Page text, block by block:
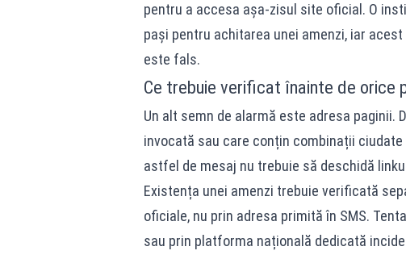
pentru a accesa așa-zisul site oficial. O
pași pentru achitarea unei amenzi, iar
este fals.
Ce trebuie verificat înainte de orice
Un alt semn de alarmă este adresa
invocată sau care conțin combinații
astfel de mesaj nu trebuie să deschidă
Existența unei amenzi trebuie verificată
oficiale, nu prin adresa primită în SMS.
sau prin platforma națională dedicată